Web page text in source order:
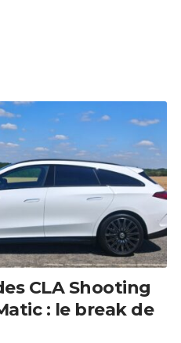
CLA Shooting
: le break de